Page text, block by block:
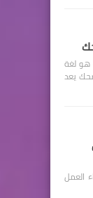
هو لغة
يعد
العمل